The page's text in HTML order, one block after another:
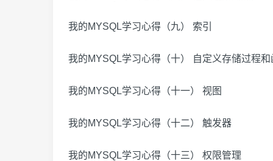
我的MYSQL学习心得（九） 索引
我的MYSQL学习心得（十） 自定义存储过程和
我的MYSQL学习心得（十一） 视图
我的MYSQL学习心得（十二） 触发器
我的MYSQL学习心得（十三） 权限管理